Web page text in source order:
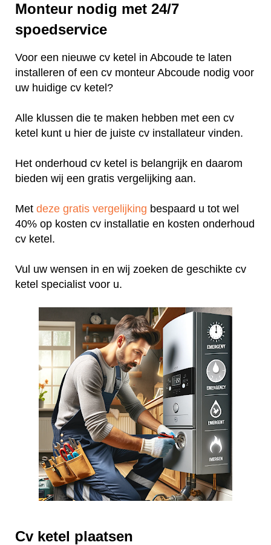
Monteur nodig met 24/7
spoedservice
Voor een nieuwe cv ketel in Abcoude te laten
installeren of een cv monteur Abcoude nodig voor
uw huidige cv ketel?
Alle klussen die te maken hebben met een cv
ketel kunt u hier de juiste cv installateur vinden.
Het onderhoud cv ketel is belangrijk en daarom
bieden wij een gratis vergelijking aan.
Met deze gratis vergelijking bespaard u tot wel
40% op kosten cv installatie en kosten onderhoud
cv ketel.
Vul uw wensen in en wij zoeken de geschikte cv
ketel specialist voor u.
Cv ketel plaatsen